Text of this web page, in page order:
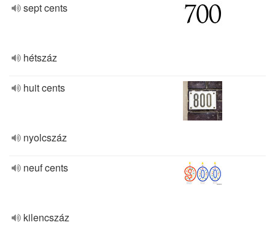
sept cents
hétszáz
huit cents
nyolcszáz
neuf cents
kilencszáz